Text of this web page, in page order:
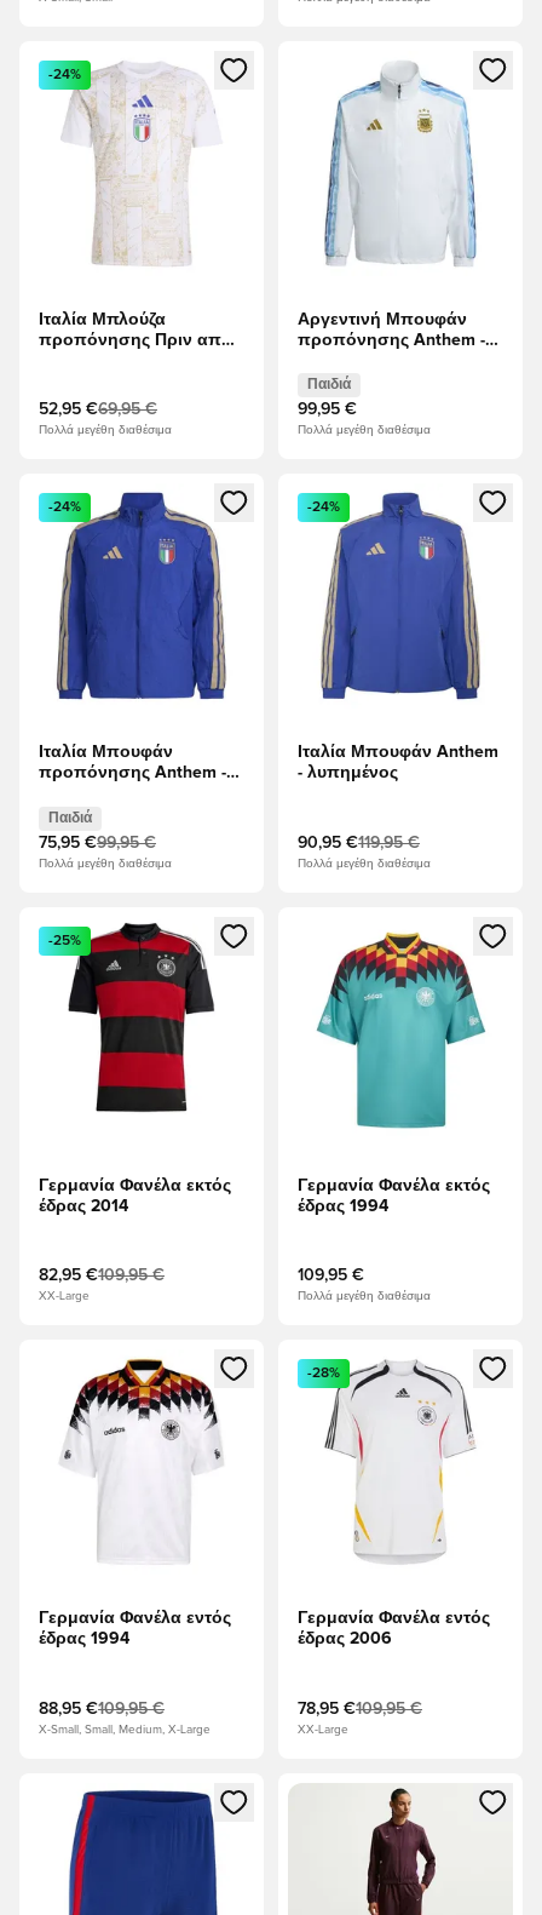
Ανοίγει ένα Modal για να συνδεθείτε ή να εγγραφείτε ως
-24%
Ιταλία Μπλούζα
προπόνησης Πριν από
52,95 €69,95 €
Πολλά μεγέθη διαθέσιμα
Ανοίγει ένα Modal για να
Αργεντινή Μπουφάν
προπόνησης Anthem -
Παιδιά
99,95 €
Πολλά μεγέθη διαθέσιμα
Ανοίγει ένα Modal για να συνδεθείτε ή να εγγραφείτε ως
-24%
Ιταλία Μπουφάν
προπόνησης Anthem -
Παιδιά
75,95 €99,95 €
Πολλά μεγέθη διαθέσιμα
Ανοίγει ένα Modal για να
-24%
Ιταλία Μπουφάν Anthem
- λυπημένος
90,95 €119,95 €
Πολλά μεγέθη διαθέσιμα
Ανοίγει ένα Modal για να συνδεθείτε ή να εγγραφείτε ως
-25%
Γερμανία Φανέλα εκτός
έδρας 2014
82,95 €109,95 €
XX-Large
Ανοίγει ένα Modal για να
Γερμανία Φανέλα εκτός
έδρας 1994
109,95 €
Πολλά μεγέθη διαθέσιμα
Ανοίγει ένα Modal για να συνδεθείτε ή να εγγραφείτε ως
Γερμανία Φανέλα εντός
έδρας 1994
88,95 €109,95 €
X-Small, Small, Medium, X-Large
Ανοίγει ένα Modal για να
-28%
Γερμανία Φανέλα εντός
έδρας 2006
78,95 €109,95 €
XX-Large
Ανοίγει ένα Modal για να συνδεθείτε ή να εγγραφείτε ως
Ανοίγει ένα Modal για να